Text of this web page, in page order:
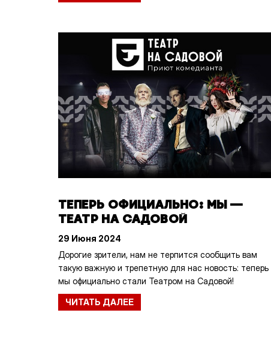
ТЕПЕРЬ ОФИЦИАЛЬНО: МЫ —
ТЕАТР НА САДОВОЙ
29 Июня 2024
Дорогие зрители, нам не терпится сообщить вам
такую важную и трепетную для нас новость: теперь
мы официально стали Театром на Садовой!
ЧИТАТЬ ДАЛЕЕ